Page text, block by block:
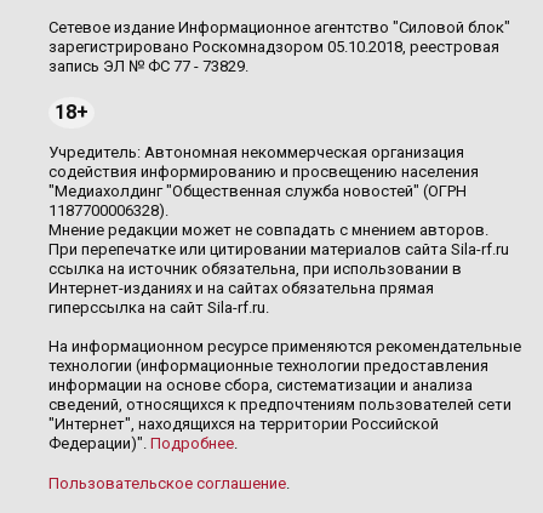
Сетевое издание Информационное агентство "Силовой блок"
зарегистрировано Роскомнадзором 05.10.2018, реестровая
запись ЭЛ № ФС 77 - 73829.
18+
Учредитель: Автономная некоммерческая организация
содействия информированию и просвещению населения
"Медиахолдинг "Общественная служба новостей" (ОГРН
1187700006328).
Мнение редакции может не совпадать с мнением авторов.
При перепечатке или цитировании материалов сайта Sila-rf.ru
ссылка на источник обязательна, при использовании в
Интернет-изданиях и на сайтах обязательна прямая
гиперссылка на сайт Sila-rf.ru.
На информационном ресурсе применяются рекомендательные
технологии (информационные технологии предоставления
информации на основе сбора, систематизации и анализа
сведений, относящихся к предпочтениям пользователей сети
"Интернет", находящихся на территории Российской
Федерации)". Подробнее.
Пользовательское соглашение.